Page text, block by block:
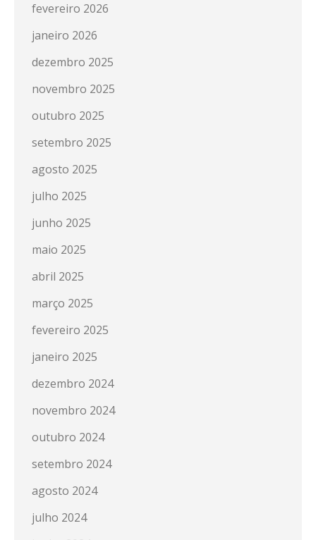
fevereiro 2026
janeiro 2026
dezembro 2025
novembro 2025
outubro 2025
setembro 2025
agosto 2025
julho 2025
junho 2025
maio 2025
abril 2025
março 2025
fevereiro 2025
janeiro 2025
dezembro 2024
novembro 2024
outubro 2024
setembro 2024
agosto 2024
julho 2024